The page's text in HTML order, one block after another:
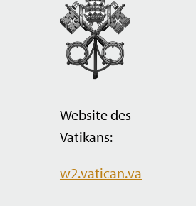
Website des
Vatikans:
w2.vatican.va